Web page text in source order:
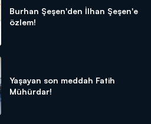
Burhan Şeşen'den İlhan Şeşen'e
özlem!
Yaşayan son meddah Fatih
Mühürdar!